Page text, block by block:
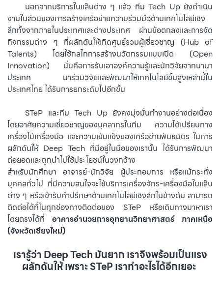
⠀⠀⠀นอกจากบริการในแล็บต่าง ๆ แล้ว ทีม Tech Up ยังดำเนิน
งานในส่วนของการสร้างเครือข่ายความร่วมมือด้านเทคโนโลยีเชิง
ลึกทั้งจากภายในประเทศและต่างประเทศ ผ่านข้อตกลงและการจัด
กิจกรรมต่าง ๆ ที่ผลักดันให้เกิดศูนย์รวมผู้เชี่ยวชาญ (Hub of
Talents) โดยใช้กลไกการสร้างนวัตกรรมแบบเปิด (Open
Innovation) นั่นคือการรับเอาองค์ความรู้และนักวิจัยจากนานา
ประเทศ มาร่วมวิจัยและพัฒนาให้เทคโนโลยีขั้นสูงเหล่านี้ใน
ประเทศไทย ได้รับการยกระดับไปอีกขั้น
⠀⠀⠀STeP และทีม Tech Up ยังคงมุ่งมั่นทำงานอย่างต่อเนื่อง
โดยอาศัยความเชี่ยวชาญของบุคลากรในทีม ความได้เปรียบทาง
เครื่องไม้เครื่องมือ และความเข้มแข็งของเครือข่ายพันธมิตร ในการ
ผลักดันให้ Deep Tech ที่มีอยู่ในมือของเรานั้น ได้รับการพัฒนา
ต่อยอดและถูกนำไปใช้ประโยชน์ในวงกว้าง
สำหรับนักศึกษา อาจารย์-นักวิจัย ผู้ประกอบการ หรือแม้กระทั่ง
บุคคลทั่วไป ที่มีความสนใจจะใช้บริการเครื่องจักร-เครื่องมือในแล็บ
ต่าง ๆ หรือเข้ารับคำปรึกษาด้านเทคโนโลยีเชิงลึกในข้างต้น สามารถ
ติดต่อได้ที่ในทุกช่องทางติดต่อของ STeP หรือเดินทางมาหาเรา
โดยตรงได้ที่ อาคารอำนวยการอุทยานวิทยาศาสตร์ ภาคเหนือ
(จังหวัดเชียงใหม่)
เรารู้ว่า Deep Tech มันยาก เราจึงพร้อมเป็นแรง
ผลักดันให้ เพราะ STeP เราทำอะไรได้อีกเยอะ